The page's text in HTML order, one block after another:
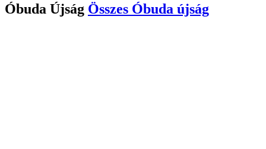
Óbuda Újság Összes Óbuda újság